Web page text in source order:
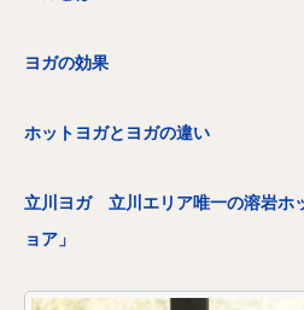
ヨガの効果
ホットヨガとヨガの違い
立川ヨガ 立川エリア唯一の溶岩ホ
ョア」